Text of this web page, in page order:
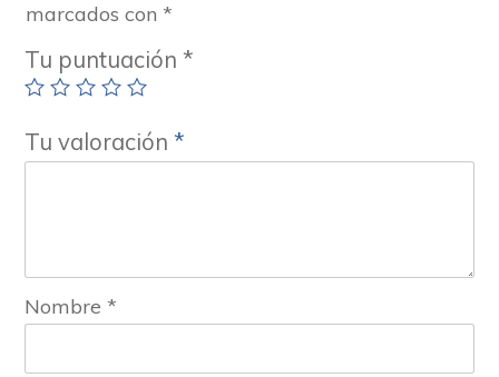
marcados con *
Tu puntuación *
Tu valoración *
Nombre *